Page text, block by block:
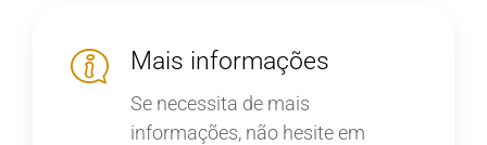
Mais informações
Se necessita de mais
informações, não hesite em